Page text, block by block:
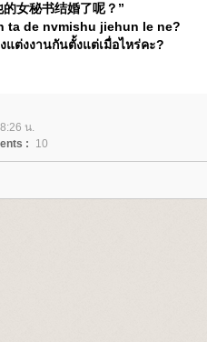
女秘书结婚了呢？”
ta de nvmishu jiehun le ne?
ต่งงานกันตั้งแต่เมื่อไหร่คะ?
น.
: 10